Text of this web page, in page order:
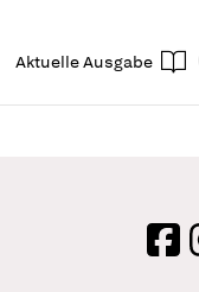
Aktuelle Ausgabe
login